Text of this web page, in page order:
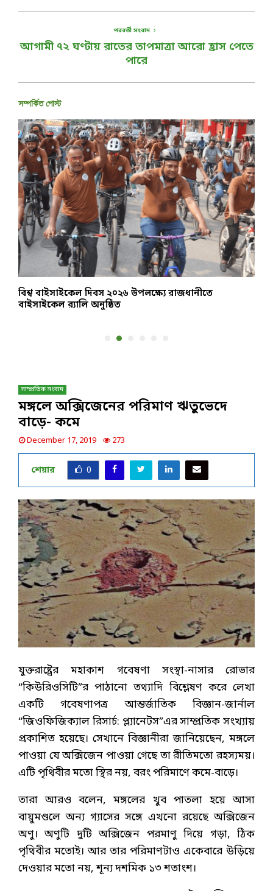
পরবর্তী সংবাদ
আগামী ৭২ ঘণ্টায় রাতের তাপমাত্রা আরো হ্রাস পেতে
পারে
সম্পর্কিত পোস্ট
বিশ্ব বাইসাইকেল দিবস ২০২৬ উপলক্ষ্যে রাজধানীতে
বাইসাইকেল র‌্যালি অনুষ্ঠিত
সাম্প্রতিক সংবাদ
মঙ্গলে অক্সিজেনের পরিমাণ ঋতুভেদে
বাড়ে- কমে
December 17, 2019 273
শেয়ার 0
যুক্তরাষ্ট্রের মহাকাশ গবেষণা সংস্থা-নাসার রোভার
“কিউরিওসিটি”র পাঠানো তথ্যাদি বিশ্লেষণ করে লেখা
একটি গবেষণাপত্র আন্তর্জাতিক বিজ্ঞান-জার্নাল
“জিওফিজিক্যাল রিসার্চ: প্ল্যানেটস”এর সাম্প্রতিক সংখ্যায়
প্রকাশিত হয়েছে। সেখানে বিজ্ঞানীরা জানিয়েছেন, মঙ্গলে
পাওয়া যে অক্সিজেন পাওয়া গেছে তা রীতিমতো রহস্যময়।
এটি পৃথিবীর মতো স্থির নয়, বরং পরিমাণে কমে-বাড়ে।
তারা আরও বলেন, মঙ্গলের খুব পাতলা হয়ে আসা
বায়ুমণ্ডলে অন্য গ্যাসের সঙ্গে এখনো রয়েছে অক্সিজেন
অণু। অণুটি দুটি অক্সিজেন পরমাণু দিয়ে গড়া, ঠিক
পৃথিবীর মতোই। আর তার পরিমাণটাও একেবারে উড়িয়ে
দেওয়ার মতো নয়, শূন্য দশমিক ১৩ শতাংশ।